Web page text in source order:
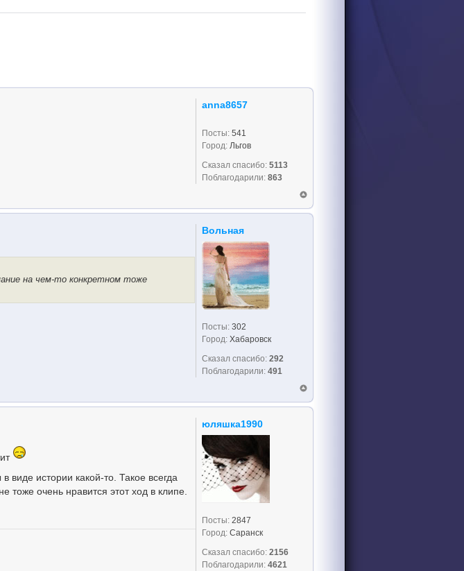
anna8657
Посты: 541
Город: Льгов
Сказал спасибо: 5113
Поблагодарили: 863
на чем-то конкретном тоже
Вольная
Посты: 302
Город: Хабаровск
Сказал спасибо: 292
Поблагодарили: 491
истории какой-то. Такое всегда
тоже очень нравится этот ход в клипе.
юляшка1990
Посты: 2847
Город: Саранск
Сказал спасибо: 2156
Поблагодарили: 4621